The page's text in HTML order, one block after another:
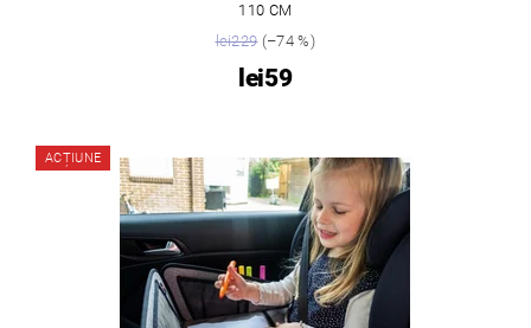
110 CM
lei229(–74 %)
lei59
ACȚIUNE